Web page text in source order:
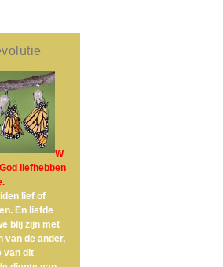
W
liefhebben
lief of
En liefde
blij zijn met
van de ander,
van dit